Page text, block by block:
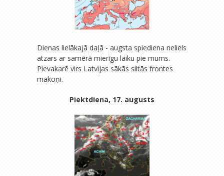
Dienas lielākajā daļā - augsta spiediena neliels
atzars ar samērā mierīgu laiku pie mums.
Pievakarē virs Latvijas sākās siltās frontes
mākoņi.
Piektdiena, 17. augusts